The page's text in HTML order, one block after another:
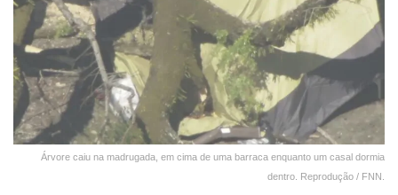
Árvore caiu na madrugada, em cima de uma barraca enquanto um casal dormia
dentro. Reprodução / FNN.